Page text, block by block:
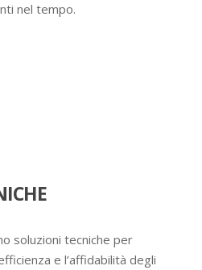
nel tempo.
soluzioni tecniche per
e l’affidabilità degli